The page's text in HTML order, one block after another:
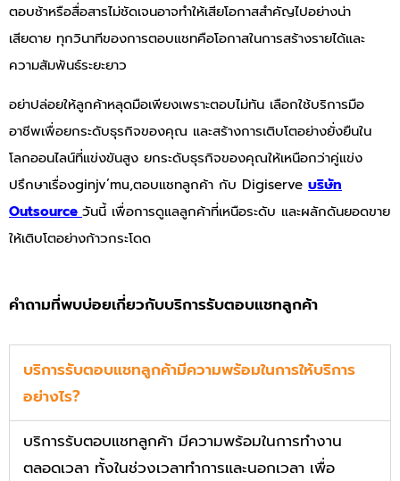
ตอบช้าหรือสื่อสารไม่ชัดเจนอาจทำให้เสียโอกาสสำคัญไปอย่างน่า
เสียดาย ทุกวินาทีของการตอบแชทคือโอกาสในการสร้างรายได้และ
ความสัมพันธ์ระยะยาว
อย่าปล่อยให้ลูกค้าหลุดมือเพียงเพราะตอบไม่ทัน เลือกใช้บริการมือ
อาชีพเพื่อยกระดับธุรกิจของคุณ และสร้างการเติบโตอย่างยั่งยืนใน
โลกออนไลน์ที่แข่งขันสูง ยกระดับธุรกิจของคุณให้เหนือกว่าคู่แข่ง
ปรึกษาเรื่องginjv’mu,ตอบแชทลูกค้า กับ Digiserve บริษัท
Outsource วันนี้ เพื่อการดูแลลูกค้าที่เหนือระดับ และผลักดันยอดขาย
ให้เติบโตอย่างก้าวกระโดด
คำถามที่พบบ่อยเกี่ยวกับบริการรับตอบแชทลูกค้า
บริการรับตอบแชทลูกค้ามีความพร้อมในการให้บริการ
อย่างไร?
บริการรับตอบแชทลูกค้า มีความพร้อมในการทำงาน
ตลอดเวลา ทั้งในช่วงเวลาทำการและนอกเวลา เพื่อ